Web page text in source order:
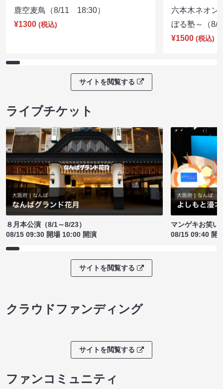
鹿空麦鳥（8/11 18:30）
¥1300 (税込)
六本木ネオン
ぼる塾～（
¥1500 (税込)
サイトを閲覧する
ライブチケット
８月本公演（8/1～8/23）
08/15 09:30 開場 10:00 開演
マンゲキお笑い
08/15 09:40 開
サイトを閲覧する
クラウドファンディング
サイトを閲覧する
ファンコミュニティ